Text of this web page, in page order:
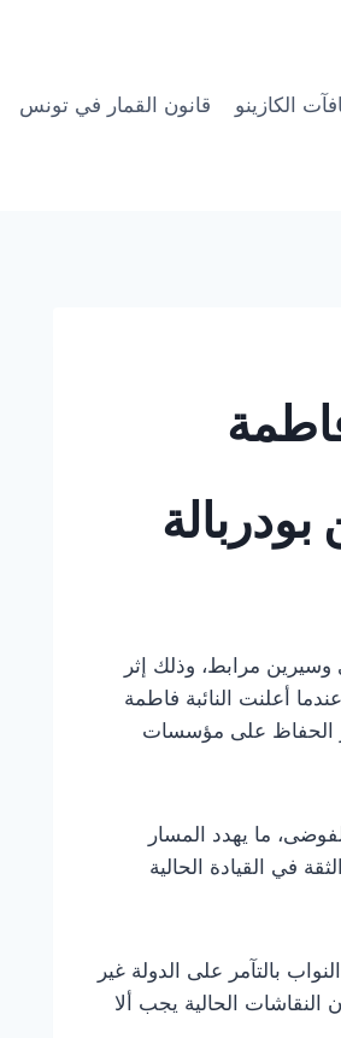
الكازينو قانون القمار في تونس
فاطمة المسدي وسيرين مرابط، وذلك إثر
أعلنت النائبة فاطمة
الحفاظ على مؤسسات
ما يهدد المسار
في القيادة الحالية
بالتآمر على الدولة غير
الحالية يجب ألا